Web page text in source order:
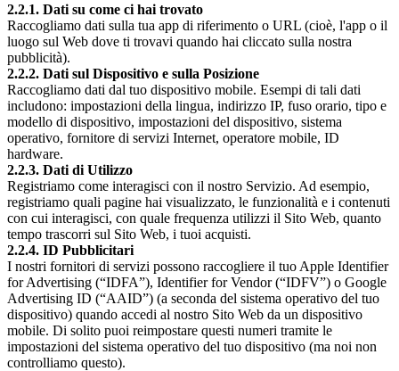
2.2.1. Dati su come ci hai trovato
Raccogliamo dati sulla tua app di riferimento o URL (cioè, l'app o il
luogo sul Web dove ti trovavi quando hai cliccato sulla nostra
pubblicità).
2.2.2. Dati sul Dispositivo e sulla Posizione
Raccogliamo dati dal tuo dispositivo mobile. Esempi di tali dati
includono: impostazioni della lingua, indirizzo IP, fuso orario, tipo e
modello di dispositivo, impostazioni del dispositivo, sistema
operativo, fornitore di servizi Internet, operatore mobile, ID
hardware.
2.2.3. Dati di Utilizzo
Registriamo come interagisci con il nostro Servizio. Ad esempio,
registriamo quali pagine hai visualizzato, le funzionalità e i contenuti
con cui interagisci, con quale frequenza utilizzi il Sito Web, quanto
tempo trascorri sul Sito Web, i tuoi acquisti.
2.2.4. ID Pubblicitari
I nostri fornitori di servizi possono raccogliere il tuo Apple Identifier
for Advertising (“IDFA”), Identifier for Vendor (“IDFV”) o Google
Advertising ID (“AAID”) (a seconda del sistema operativo del tuo
dispositivo) quando accedi al nostro Sito Web da un dispositivo
mobile. Di solito puoi reimpostare questi numeri tramite le
impostazioni del sistema operativo del tuo dispositivo (ma noi non
controlliamo questo).